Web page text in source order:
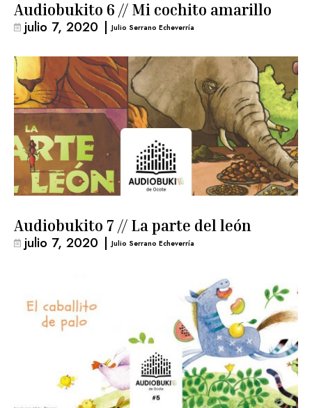
Audiobukito 6 // Mi cochito amarillo
julio 7, 2020 | Julio Serrano Echeverría
Audiobukito 7 // La parte del león
julio 7, 2020 | Julio Serrano Echeverría